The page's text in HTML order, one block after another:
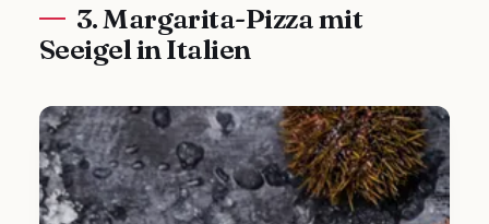
3. Margarita-Pizza mit
Seeigel in Italien